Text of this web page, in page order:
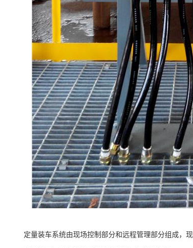
定量装车系统由现场控制部分和远程管理部分组成，